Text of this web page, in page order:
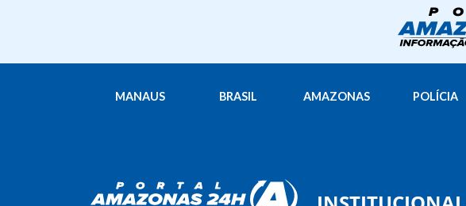
MANAUS BRASIL AMAZONAS POLÍCIA